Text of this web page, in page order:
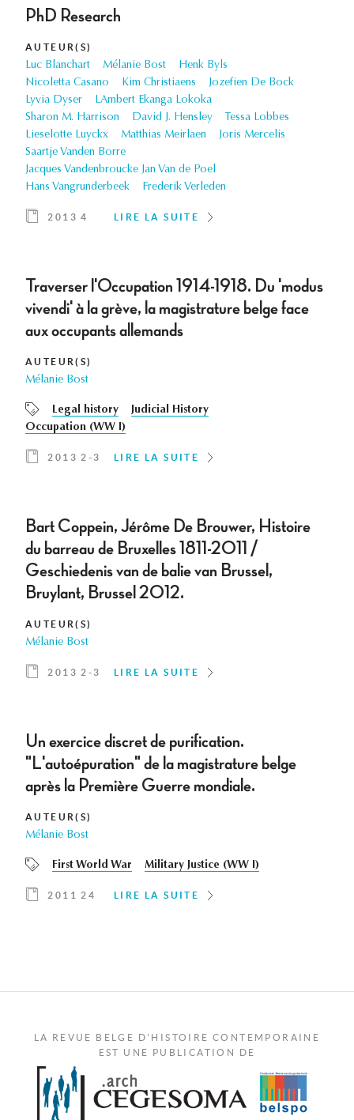
PhD Research
AUTEUR(S)
Luc Blanchart Mélanie Bost
Henk Byls
Nicoletta Casano
Kim Christiaens
Jozefien De Bock
Lyvia Dyser
LAmbert Ekanga Lokoka
Sharon M. Harrison
David J. Hensley
Tessa Lobbes
Lieselotte Luyckx
Matthias Meirlaen
Joris Mercelis
Saartje Vanden Borre
Jacques Vandenbroucke Jan Van de Poel
Hans Vangrunderbeek
Frederik Verleden
2013 4 LIRE LA SUITE
Traverser l'Occupation 1914-1918. Du 'modus
vivendi' à la grève, la magistrature belge face
aux occupants allemands
AUTEUR(S)
Mélanie Bost
Legal history
Judicial History
Occupation (WW I)
2013 2-3 LIRE LA SUITE
Bart Coppein, Jérôme De Brouwer, Histoire
du barreau de Bruxelles 1811-2011 /
Geschiedenis van de balie van Brussel,
Bruylant, Brussel 2012.
AUTEUR(S)
Mélanie Bost
2013 2-3 LIRE LA SUITE
Un exercice discret de purification.
"L'autoépuration" de la magistrature belge
après la Première Guerre mondiale.
AUTEUR(S)
Mélanie Bost
First World War Military Justice (WW I)
2011 24 LIRE LA SUITE
LA REVUE BELGE D'HISTOIRE CONTEMPORAINE
EST UNE PUBLICATION DE